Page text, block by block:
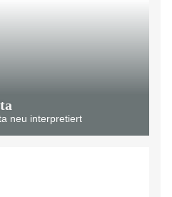
neu interpretiert